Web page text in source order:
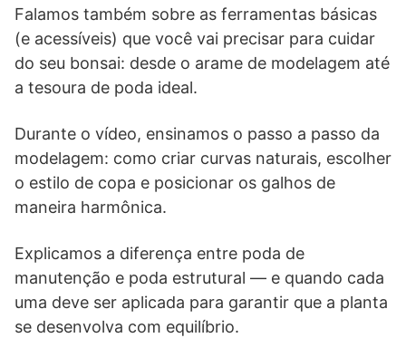
Falamos também sobre as ferramentas básicas
(e acessíveis) que você vai precisar para cuidar
do seu bonsai: desde o arame de modelagem até
a tesoura de poda ideal.
Durante o vídeo, ensinamos o passo a passo da
modelagem: como criar curvas naturais, escolher
o estilo de copa e posicionar os galhos de
maneira harmônica.
Explicamos a diferença entre poda de
manutenção e poda estrutural — e quando cada
uma deve ser aplicada para garantir que a planta
se desenvolva com equilíbrio.